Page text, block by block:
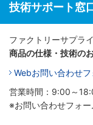
技術サポート窓
ファクトリーサプラ
商品の仕様・技術の
Webお問い合わせフ
営業時間：9:00～
※お問い合わせフォー